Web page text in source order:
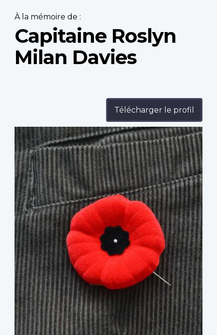
À la mémoire de :
Capitaine Roslyn
Milan Davies
Télécharger le profil
Profile
image